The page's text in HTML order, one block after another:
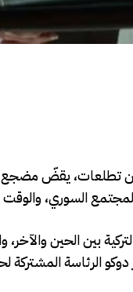
من تطلعات، يقضّ
المجتمع السوري،
بين الحين
الرئاسة المشتركة